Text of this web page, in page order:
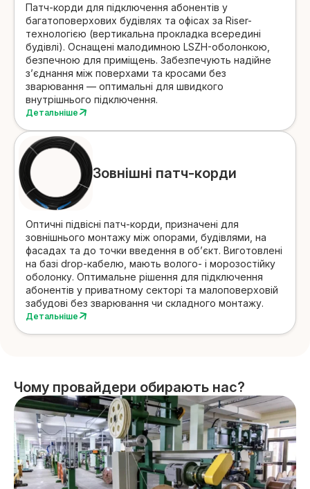
Патч-корди для підключення абонентів у
багатоповерхових будівлях та офісах за Riser-
технологією (вертикальна прокладка всередині
будівлі). Оснащені малодимною LSZH-оболонкою,
безпечною для приміщень. Забезпечують надійне
з’єднання між поверхами та кросами без
зварювання — оптимальні для швидкого
внутрішнього підключення.
Детальніше
Зовнішні патч-корди
Оптичні підвісні патч-корди, призначені для
зовнішнього монтажу між опорами, будівлями, на
фасадах та до точки введення в об’єкт. Виготовлені
на базі drop-кабелю, мають волого- і морозостійку
оболонку. Оптимальне рішення для підключення
абонентів у приватному секторі та малоповерховій
забудові без зварювання чи складного монтажу.
Детальніше
Чому провайдери обирають нас?